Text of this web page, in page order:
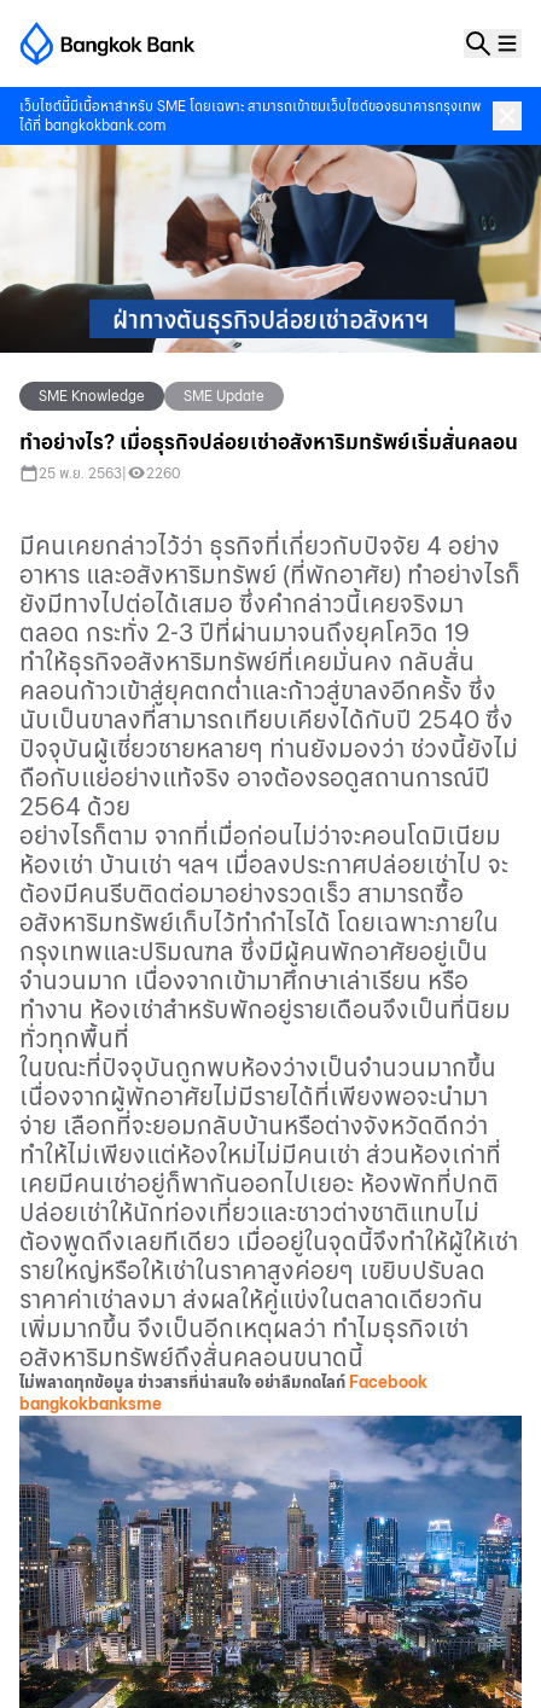
เว็บไซต์นี้มีเนื้อหาสำหรับ SME โดยเฉพาะ สามารถเข้าชมเว็บไซต์ของธนาคารกรุงเทพ
ได้ที่ bangkokbank.com
SME Knowledge SME Update
ทำอย่างไร? เมื่อธุรกิจปล่อยเช่าอสังหาริมทรัพย์เริ่มสั่นคลอน
25 พ.ย. 2563 2260
มีคนเคยกล่าวไว้ว่า ธุรกิจที่เกี่ยวกับปัจจัย 4 อย่าง
อาหาร และอสังหาริมทรัพย์ (ที่พักอาศัย) ทำอย่างไรก็
ยังมีทางไปต่อได้เสมอ ซึ่งคำกล่าวนี้เคยจริงมา
ตลอด กระทั่ง 2-3 ปีที่ผ่านมาจนถึงยุคโควิด 19
ทำให้ธุรกิจอสังหาริมทรัพย์ที่เคยมั่นคง กลับสั่น
คลอนก้าวเข้าสู่ยุคตกต่ำและก้าวสู่ขาลงอีกครั้ง ซึ่ง
นับเป็นขาลงที่สามารถเทียบเคียงได้กับปี 2540 ซึ่ง
ปัจจุบันผู้เชี่ยวชายหลายๆ ท่านยังมองว่า ช่วงนี้ยังไม่
ถือกับแย่อย่างแท้จริง อาจต้องรอดูสถานการณ์ปี
2564 ด้วย
อย่างไรก็ตาม จากที่เมื่อก่อนไม่ว่าจะคอนโดมิเนียม
ห้องเช่า บ้านเช่า ฯลฯ เมื่อลงประกาศปล่อยเช่าไป จะ
ต้องมีคนรีบติดต่อมาอย่างรวดเร็ว สามารถซื้อ
อสังหาริมทรัพย์เก็บไว้ทำกำไรได้ โดยเฉพาะภายใน
กรุงเทพและปริมณฑล ซึ่งมีผู้คนพักอาศัยอยู่เป็น
จำนวนมาก เนื่องจากเข้ามาศึกษาเล่าเรียน หรือ
ทำงาน ห้องเช่าสำหรับพักอยู่รายเดือนจึงเป็นที่นิยม
ทั่วทุกพื้นที่
ในขณะที่ปัจจุบันถูกพบห้องว่างเป็นจำนวนมากขึ้น
เนื่องจากผู้พักอาศัยไม่มีรายได้ที่เพียงพอจะนำมา
จ่าย เลือกที่จะยอมกลับบ้านหรือต่างจังหวัดดีกว่า
ทำให้ไม่เพียงแต่ห้องใหม่ไม่มีคนเช่า ส่วนห้องเก่าที่
เคยมีคนเช่าอยู่ก็พากันออกไปเยอะ ห้องพักที่ปกติ
ปล่อยเช่าให้นักท่องเที่ยวและชาวต่างชาติแทบไม่
ต้องพูดถึงเลยทีเดียว เมื่ออยู่ในจุดนี้จึงทำให้ผู้ให้เช่า
รายใหญ่หรือให้เช่าในราคาสูงค่อยๆ เขยิบปรับลด
ราคาค่าเช่าลงมา ส่งผลให้คู่แข่งในตลาดเดียวกัน
เพิ่มมากขึ้น จึงเป็นอีกเหตุผลว่า ทำไมธุรกิจเช่า
อสังหาริมทรัพย์ถึงสั่นคลอนขนาดนี้
ไม่พลาดทุกข้อมูล ข่าวสารที่น่าสนใจ อย่าลืมกดไลก์ Facebook
bangkokbanksme